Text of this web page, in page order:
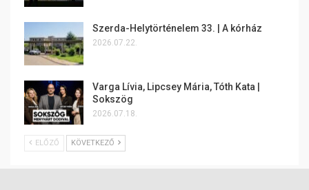
Szerda-Helytörténelem 33. | A kórház
2026.07.22.
Varga Lívia, Lipcsey Mária, Tóth Kata |
Sokszög
2026.07.18.
ELŐZŐ KÖVETKEZŐ